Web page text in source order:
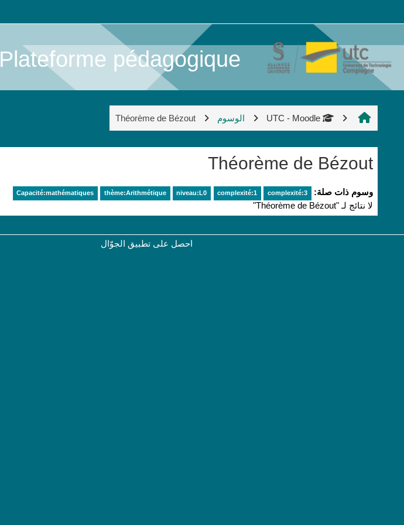
Plateforme pédagogique
UTC - Moodle الوسوم Théorème de Bézout
Théorème de Bézout
وسوم ذات صلة: complexité:3
complexité:1
niveau:L0
thème:Arithmétique
Capacité:mathématiques
لا نتائج لـ "Théorème de Bézout"
احصل على تطبيق الجوّال